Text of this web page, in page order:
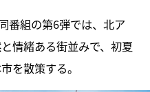
番組の第6弾では、北ア
情緒ある街並みで、初夏
を散策する。